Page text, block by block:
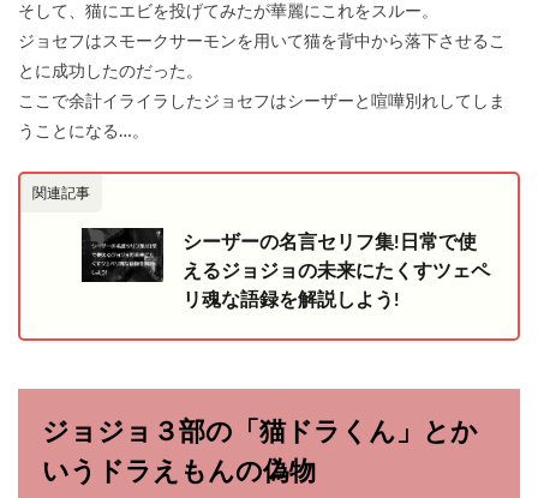
そして、猫にエビを投げてみたが華麗にこれをスルー。
ジョセフはスモークサーモンを用いて猫を背中から落下させるこ
とに成功したのだった。
ここで余計イライラしたジョセフはシーザーと喧嘩別れしてしま
うことになる…。
関連記事
シーザーの名言セリフ集!日常で使
えるジョジョの未来にたくすツェペ
リ魂な語録を解説しよう!
ジョジョ３部の「猫ドラくん」とか
いうドラえもんの偽物